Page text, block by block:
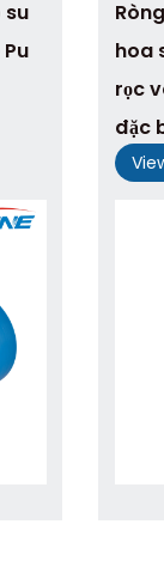
su
hoa
rọc
đặc